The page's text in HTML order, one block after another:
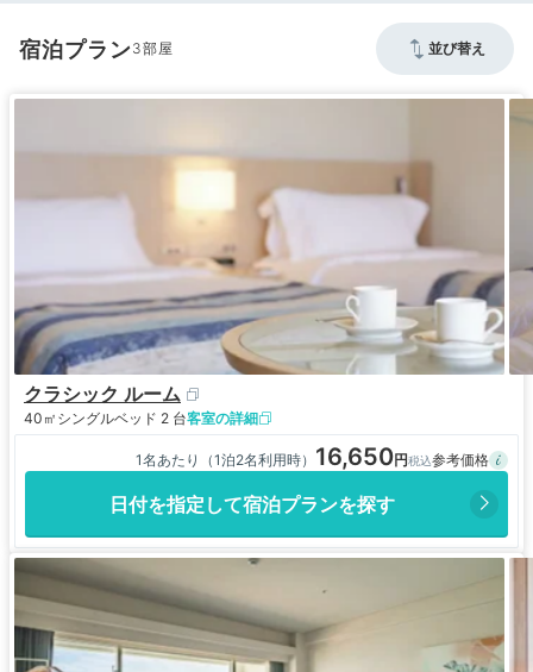
宿泊プラン3 並び替え
クラシック ルーム
40㎡ シングルベッド 2 台客室の詳細
1名あたり（1泊2名利用時） 16,650
日付を指定して宿泊プランを探す